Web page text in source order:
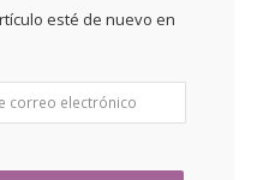
esté de nuevo en